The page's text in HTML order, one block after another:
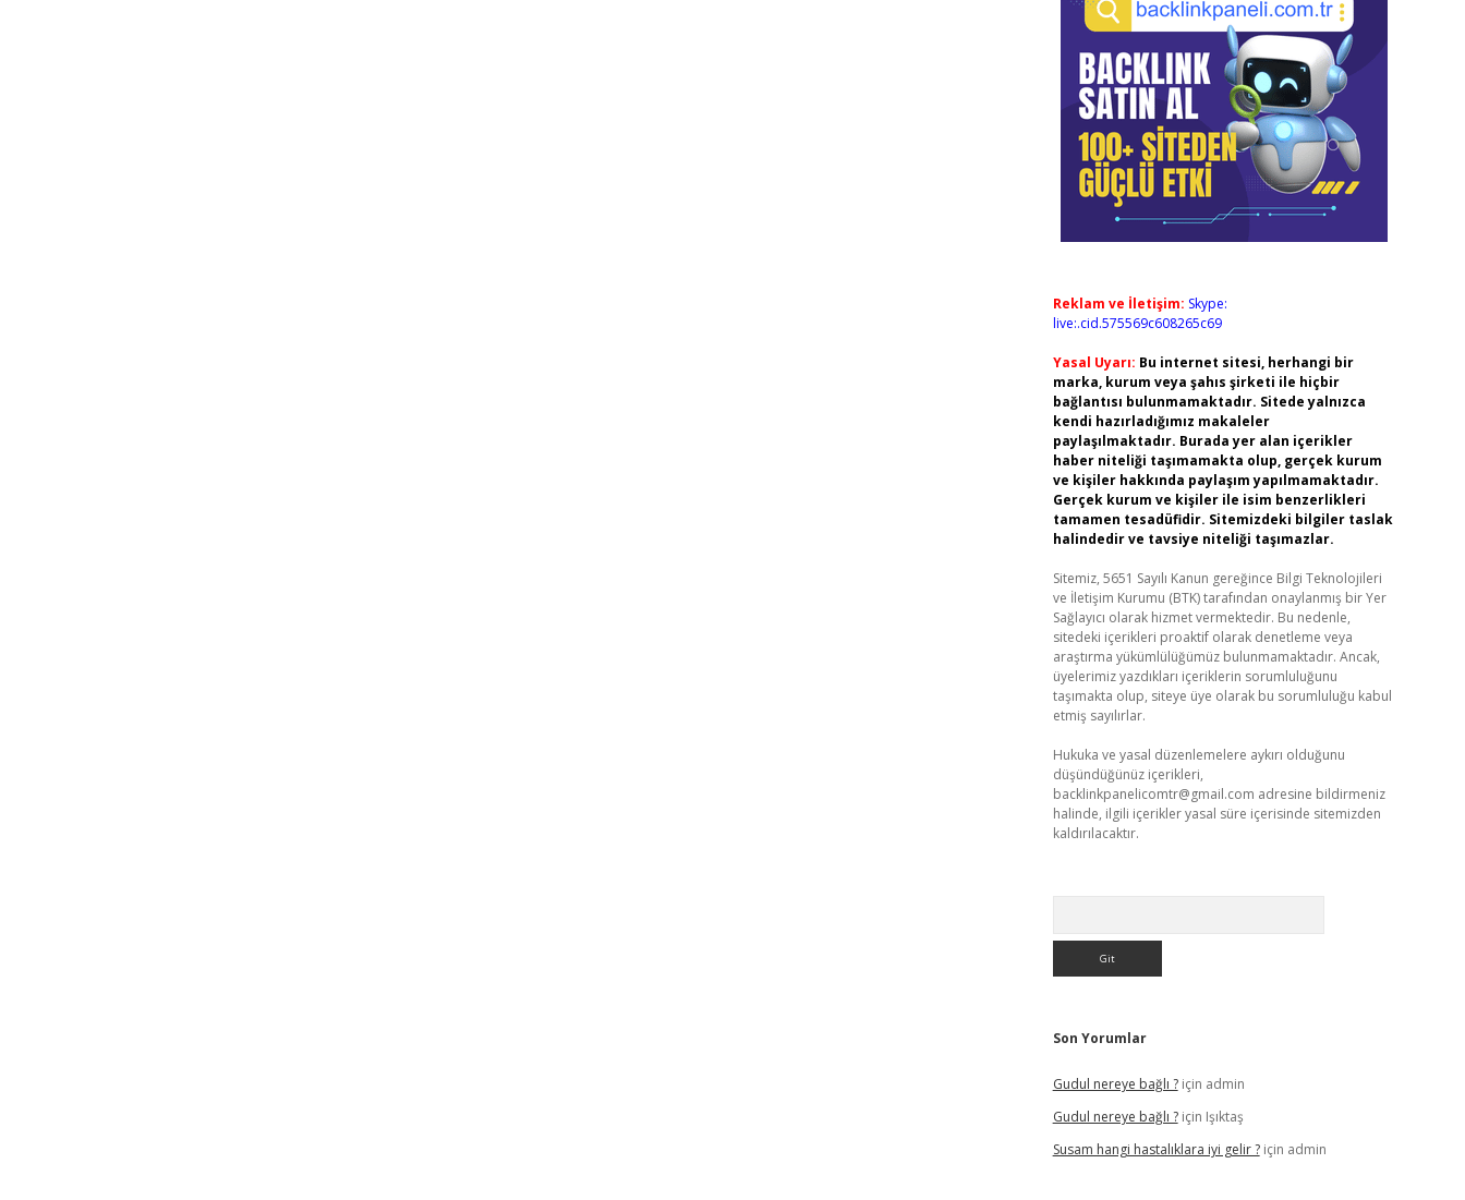
Reklam ve İletişim: Skype:
live:.cid.575569c608265c69
Yasal Uyarı: Bu internet sitesi, herhangi bir
marka, kurum veya şahıs şirketi ile hiçbir
bağlantısı bulunmamaktadır. Sitede yalnızca
kendi hazırladığımız makaleler
paylaşılmaktadır. Burada yer alan içerikler
haber niteliği taşımamakta olup, gerçek kurum
ve kişiler hakkında paylaşım yapılmamaktadır.
Gerçek kurum ve kişiler ile isim benzerlikleri
tamamen tesadüfidir. Sitemizdeki bilgiler taslak
halindedir ve tavsiye niteliği taşımazlar.
Sitemiz, 5651 Sayılı Kanun gereğince Bilgi Teknolojileri
ve İletişim Kurumu (BTK) tarafından onaylanmış bir Yer
Sağlayıcı olarak hizmet vermektedir. Bu nedenle,
sitedeki içerikleri proaktif olarak denetleme veya
araştırma yükümlülüğümüz bulunmamaktadır. Ancak,
üyelerimiz yazdıkları içeriklerin sorumluluğunu
taşımakta olup, siteye üye olarak bu sorumluluğu kabul
etmiş sayılırlar.
Hukuka ve yasal düzenlemelere aykırı olduğunu
düşündüğünüz içerikleri,
backlinkpanelicomtr@gmail.com adresine bildirmeniz
halinde, ilgili içerikler yasal süre içerisinde sitemizden
kaldırılacaktır.
Son Yorumlar
Gudul nereye bağlı ?için admin
Gudul nereye bağlı ?için Işıktaş
Susam hangi hastalıklara iyi gelir ?için admin